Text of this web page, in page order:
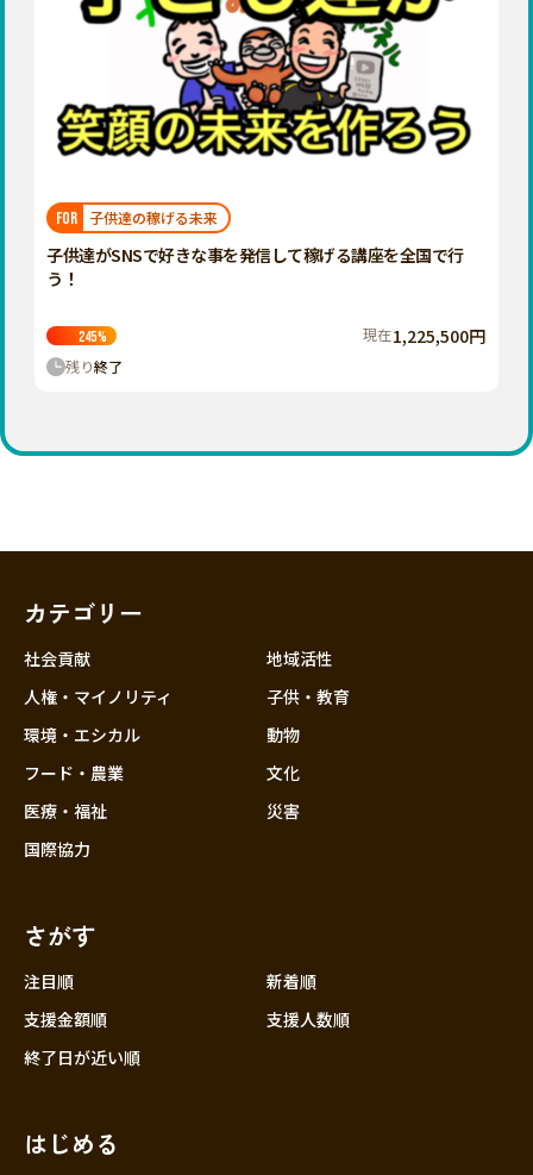
近畿
奈良
広島
FOR 子供達の稼げる未来
子供達がSNSで好きな事を発信して稼げる講座を全国で行
う！
245% 現在1,225,500円
残り終了
カテゴリー
社会貢献
人権・マイノリティ
環境・エシカル
フード・農業
医療・福祉
国際協力
地域活性
子供・教育
動物
文化
災害
さがす
注目順
新着順
支援金額順
支援人数順
終了日が近い順
はじめる